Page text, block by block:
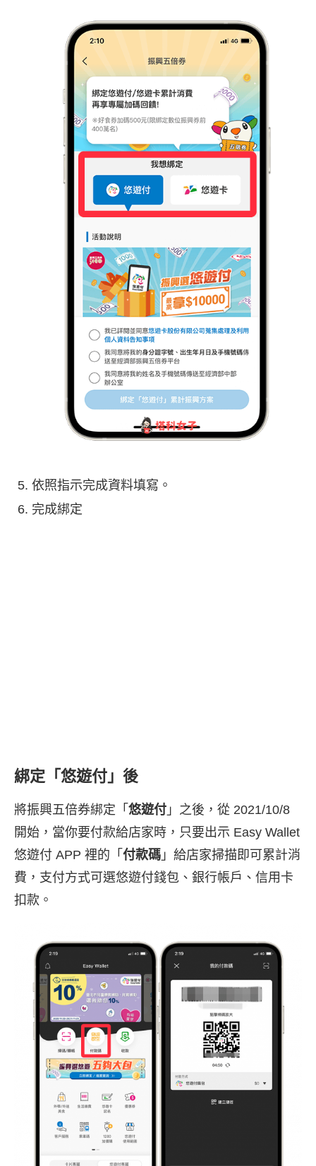
依照指示完成資料填寫。
完成綁定
綁定「悠遊付」後
將振興五倍券綁定「 悠遊付 」之後，從 2021/10/8
開始，當你要付款給店家時，只要出示 Easy Wallet
悠遊付 APP 裡的「 付款碼 」給店家掃描即可累計消
費，支付方式可選悠遊付錢包、銀行帳戶、信用卡
扣款。